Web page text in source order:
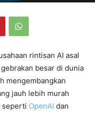
rintisan AI asal
besar di dunia
mengembangkan
jauh lebih murah
seperti OpenAI dan